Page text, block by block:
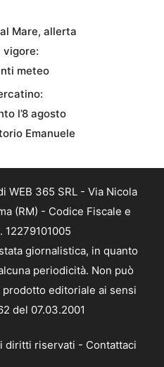
Mare, allerta
vigore:
meteo
l’8 agosto
Emanuele
WEB 365 SRL - Via Nicola
(RM) - Codice Fiscale e
12279101005
giornalistica, in quanto
periodicità. Non può
editoriale ai sensi
del 07.03.2001
diritti riservati - Contattaci